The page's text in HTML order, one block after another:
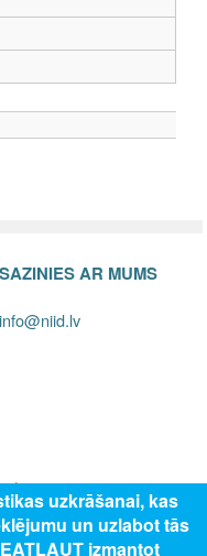
SAZINIES AR MUMS
info@niid.lv
satura visas tiesības
uzkrāšanai, kas
un uzlabot tās
izmantot